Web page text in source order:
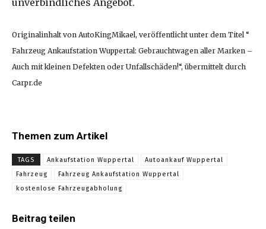
Originalinhalt von AutoKingMikael, veröffentlicht unter dem Titel “
Fahrzeug Ankaufstation Wuppertal: Gebrauchtwagen aller Marken –
Auch mit kleinen Defekten oder Unfallschäden!“, übermittelt durch
Carpr.de
Themen zum Artikel
TAGS Ankaufstation Wuppertal
Autoankauf Wuppertal
Fahrzeug
Fahrzeug Ankaufstation Wuppertal
kostenlose Fahrzeugabholung
Beitrag teilen